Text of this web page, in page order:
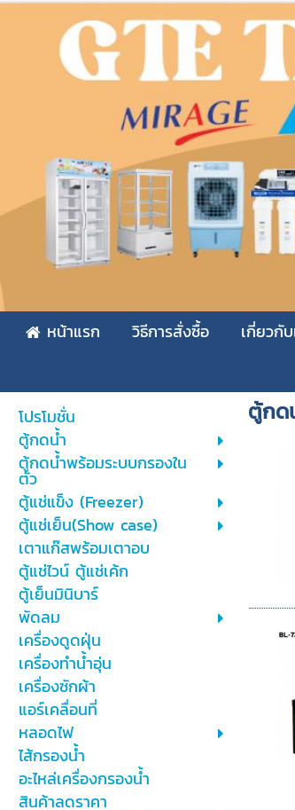
หน้าแรก วิธีการสั่งซื้อ เกี่ยวกับ
โปรโมชั่น
ตู้กดน้ำ
ตู้กดน้ำพร้อมระบบกรองใน
ตัว
ตู้แช่แข็ง (Freezer)
ตู้แช่เย็น(Show case)
เตาแก๊สพร้อมเตาอบ
ตู้แช่ไวน์ ตู้แช่เค้ก
ตู้เย็นมินิบาร์
พัดลม
เครื่องดูดฝุ่น
เครื่องทำน้ำอุ่น
เครื่องซักผ้า
แอร์เคลื่อนที่
หลอดไฟ
ไส้กรองน้ำ
อะไหล่เครื่องกรองน้ำ
สินค้าลดราคา
ตู้กด